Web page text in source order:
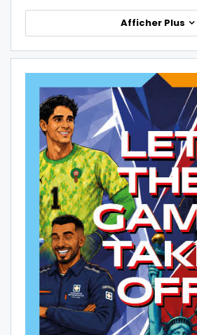
Afficher Plus